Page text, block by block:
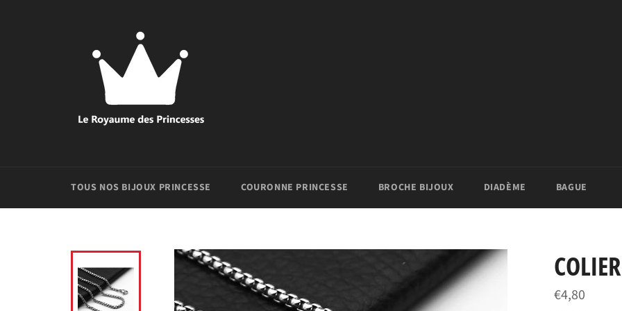
TOUS NOS BIJOUX PRINCESSE COURONNE PRINCESSE BROCHE BIJOUX DIADÈME BAGUE
Prix
régulier
€4,80